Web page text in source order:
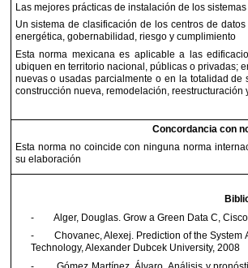
Las mejores prácticas de instalación de los sistemas
Un sistema de clasificación de los centros de
energética, gobernabilidad, riesgo y cumplimiento
Esta norma mexicana es aplicable a las
ubiquen en territorio nacional, públicas o privadas;
nuevas o usadas parcialmente o en la totalidad
construcción nueva, remodelación, reestructuración
Concordancia con
Esta norma no coincide con ninguna norma
su elaboración
-
Alger, Douglas. Grow a Green Data C,
-
Chovanec, Alexej. Prediction of the
Technology, Alexander Dubcek University, 2008